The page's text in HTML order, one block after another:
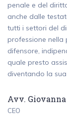
penale e del
anche dalle
tutti i settori del
professione nella
difensore,
quale presto
diventando la sua
Avv. Giovanna
CEO